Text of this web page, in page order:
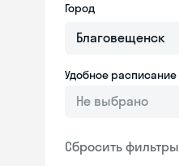
Город
Удобное расписание
Не выбрано
Сбросить фильтры